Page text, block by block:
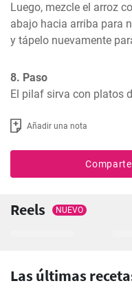
Luego, mezcle el arroz
abajo hacia arriba para
y tápelo nuevamente
8. Paso
El pilaf sirva con platos
Añadir una nota
Reels NUEVO
Las últimas